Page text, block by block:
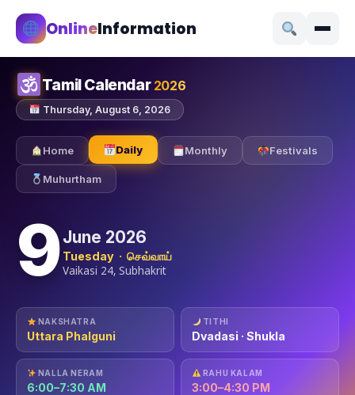
OnlineInformation
Tamil Calendar 2026
Thursday, August 6, 2026
Home Daily Monthly Festivals
Muhurtham
9June 2026
Tuesday · செவ்வாய்
Vaikasi 24, Subhakrit
NAKSHATRA
Uttara Phalguni
TITHI
Dvadasi · Shukla
NALLA NERAM
6:00–7:30 AM
RAHU KALAM
3:00–4:30 PM